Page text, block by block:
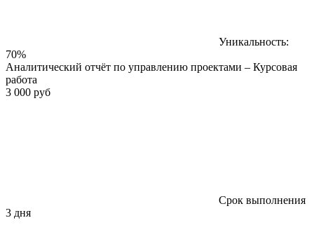
Уникальность:
70%
Аналитический отчёт по управлению проектами – Курсовая
работа
3 000 руб
Срок выполнения
3 дня